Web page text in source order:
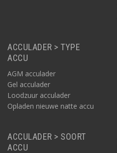
ACCULADER > TYPE
ACCU
AGM acculader
Gel acculader
Loodzuur acculader
Opladen nieuwe natte accu
ACCULADER > SOORT
ACCU